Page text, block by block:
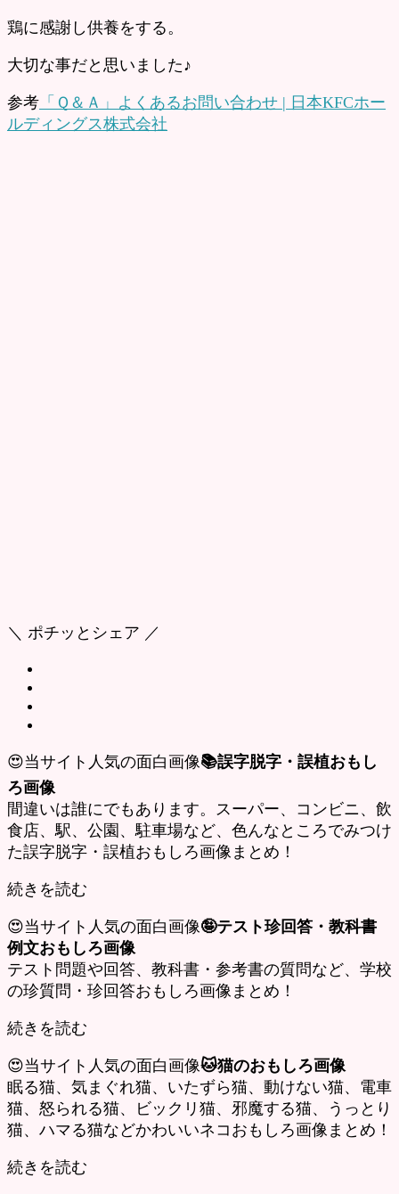
鶏に感謝し供養をする。
大切な事だと思いました♪
参考 「Ｑ＆Ａ」よくあるお問い合わせ | 日本KFCホー
ルディングス株式会社
＼ ポチッとシェア ／
😍当サイト人気の面白画像📚誤字脱字・誤植おもし
ろ画像
間違いは誰にでもあります。スーパー、コンビニ、飲
食店、駅、公園、駐車場など、色んなところでみつけ
た誤字脱字・誤植おもしろ画像まとめ！
続きを読む
😍当サイト人気の面白画像🤪テスト珍回答・教科書
例文おもしろ画像
テスト問題や回答、教科書・参考書の質問など、学校
の珍質問・珍回答おもしろ画像まとめ！
続きを読む
😍当サイト人気の面白画像🐱猫のおもしろ画像
眠る猫、気まぐれ猫、いたずら猫、動けない猫、電車
猫、怒られる猫、ビックリ猫、邪魔する猫、うっとり
猫、ハマる猫などかわいいネコおもしろ画像まとめ！
続きを読む